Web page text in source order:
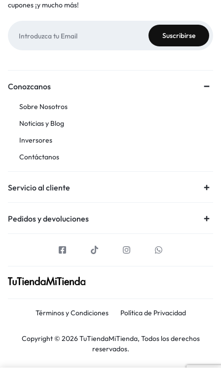
cupones ¡y mucho más!
Conozcanos
Sobre Nosotros
Noticias y Blog
Inversores
Contáctanos
Servicio al cliente
Pedidos y devoluciones
Términos y Condiciones Política de Privacidad
Copyright © 2026 TuTiendaMiTienda, Todos los derechos
reservados.